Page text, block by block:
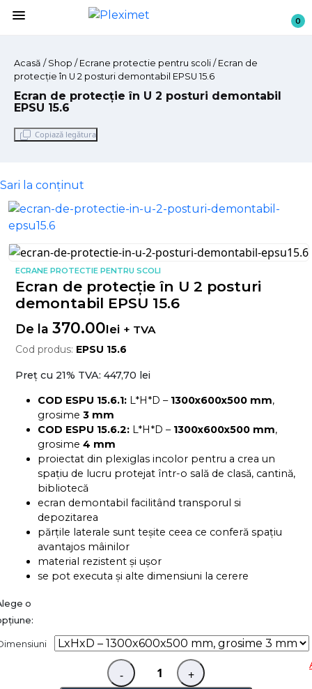
menu 0
Acasă / Shop / Ecrane protectie pentru scoli / Ecran de
protecție în U 2 posturi demontabil EPSU 15.6
Ecran de protecție în U 2 posturi demontabil
EPSU 15.6
Copiază legătura
Sari la conținut
ECRANE PROTECTIE PENTRU SCOLI
Ecran de protecție în U 2 posturi
demontabil EPSU 15.6
De la 370.00lei + TVA
Cod produs: EPSU 15.6
Preț cu 21% TVA: 447,70 lei
COD ESPU 15.6.1: L*H*D – 1300x600x500 mm,
grosime 3 mm
COD ESPU 15.6.2: L*H*D – 1300x600x500 mm,
grosime 4 mm
proiectat din plexiglas incolor pentru a crea un
spațiu de lucru protejat într-o sală de clasă, cantină,
bibliotecă
ecran demontabil facilitând transporul si
depozitarea
părțile laterale sunt teșite ceea ce conferă spațiu
avantajos mâinilor
material rezistent și ușor
se pot executa și alte dimensiuni la cerere
-
Cantitate
+